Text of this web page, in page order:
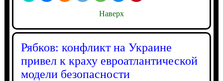
Наверх
Рябков: конфликт на Украине
привел к краху евроатлантической
модели безопасности